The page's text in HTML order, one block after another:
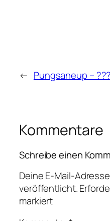
← Pungsaneup – ???
Kommentare
Schreibe einen
Deine E-Mail-
veröffentlicht.
markiert